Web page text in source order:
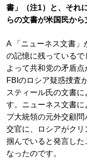
書」（注1）と、それ
らの文書が米国民か
A 「ニューネス文書」
の記憶に残っている
よって共和党の矛盾点
FBIのロシア疑惑捜査
スティール氏の文書
す。ニューネス文書
プ大統領の元外交顧
交官に、ロシアがク
掴んでいると発言し
なったのです。